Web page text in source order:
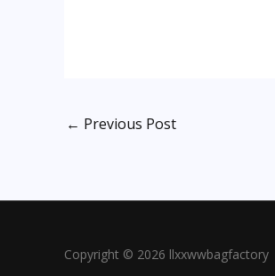
← Previous Post
Copyright © 2026 llxxwwbagfactory